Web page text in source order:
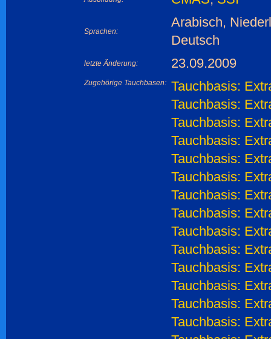
Sprachen:
Arabisch,
Deutsch
letzte Änderung: 23.09.2009
Zugehörige Tauchbasen: Tauchbasis:
Tauchbasis:
Tauchbasis:
Tauchbasis:
Tauchbasis:
Tauchbasis:
Tauchbasis:
Tauchbasis:
Tauchbasis:
Tauchbasis:
Tauchbasis:
Tauchbasis:
Tauchbasis:
Tauchbasis: